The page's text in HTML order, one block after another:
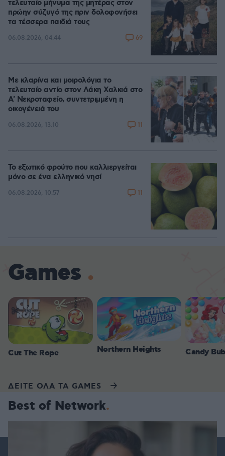
τελευταίο μήνυμα της μητέρας στον
πρώην σύζυγό της πριν δολοφονήσει
τα τέσσερα παιδιά τους
06.08.2026, 04:44 69
Με κλαρίνα και μοιρολόγια το
τελευταίο αντίο στον Λάκη Χαλκιά στο
A' Νεκροταφείο, συντετριμμένη η
οικογένειά του
06.08.2026, 13:10 11
Το εξωτικό φρούτο που καλλιεργείται
μόνο σε ένα ελληνικό νησί
06.08.2026, 10:57 11
Games
Cut The Rope Northern Heights Candy
ΔΕΙΤΕ ΟΛΑ ΤΑ GAMES
Best of Network